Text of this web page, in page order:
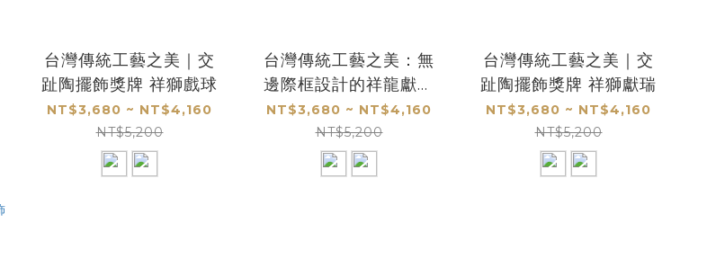
台灣傳統工藝之美｜交
趾陶擺飾獎牌 祥獅戲球
NT$3,680 ~ NT$4,160
NT$5,200
台灣傳統工藝之美：無
邊際框設計的祥龍獻瑞
桌上 擺飾和獎牌
NT$3,680 ~ NT$4,160
NT$5,200
台灣傳統工藝之美｜交
趾陶擺飾獎牌 祥獅獻瑞
NT$3,680 ~ NT$4,160
NT$5,200